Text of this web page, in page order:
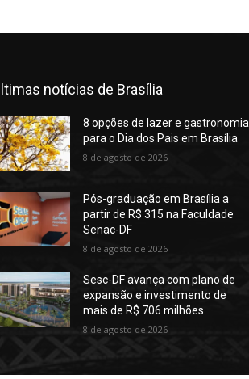
notícias de Brasília
8 opções de lazer e gastronomia
para o Dia dos Pais em Brasília
8 de agosto de 2026
Pós-graduação em Brasília a
partir de R$ 315 na Faculdade
Senac-DF
8 de agosto de 2026
Sesc-DF avança com plano de
expansão e investimento de
mais de R$ 706 milhões
8 de agosto de 2026